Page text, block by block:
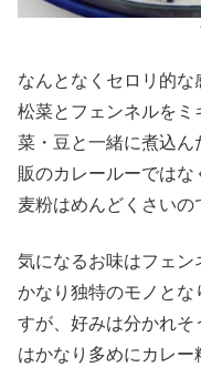
なんとなくセロリ的
松菜とフェンネルを
菜・豆と一緒に煮込
販のカレールーでは
麦粉はめんどくさいの
気になるお味はフェン
かなり独特のモノと
すが、好みは分かれ
はかなり多めにカレ